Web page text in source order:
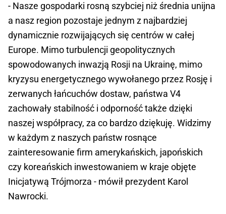
- Nasze gospodarki rosną szybciej niż średnia unijna
a nasz region pozostaje jednym z najbardziej
dynamicznie rozwijających się centrów w całej
Europe. Mimo turbulencji geopolitycznych
spowodowanych inwazją Rosji na Ukrainę, mimo
kryzysu energetycznego wywołanego przez Rosję i
zerwanych łańcuchów dostaw, państwa V4
zachowały stabilność i odporność także dzięki
naszej współpracy, za co bardzo dziękuję. Widzimy
w każdym z naszych państw rosnące
zainteresowanie firm amerykańskich, japońskich
czy koreańskich inwestowaniem w kraje objęte
Inicjatywą Trójmorza - mówił prezydent Karol
Nawrocki.